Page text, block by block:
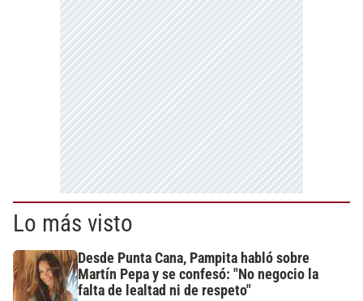
Lo más visto
Desde Punta Cana, Pampita habló sobre
Martín Pepa y se confesó: "No negocio la
falta de lealtad ni de respeto"